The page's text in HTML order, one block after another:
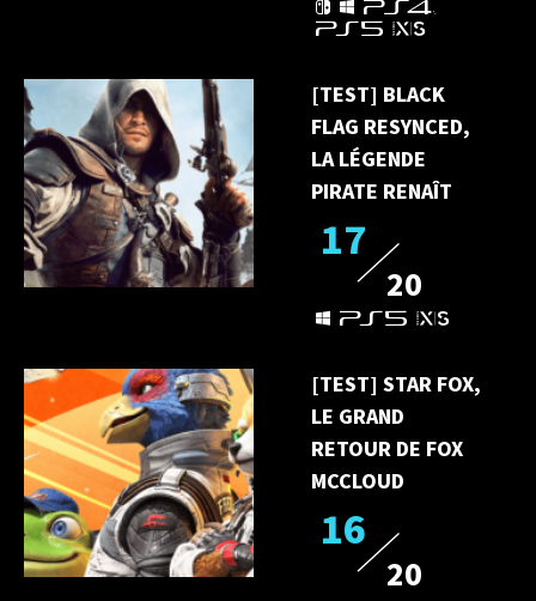
[TEST] BLACK
FLAG RESYNCED,
LA LÉGENDE
PIRATE RENAÎT
17
20
[TEST] STAR FOX,
LE GRAND
RETOUR DE FOX
MCCLOUD
16
20